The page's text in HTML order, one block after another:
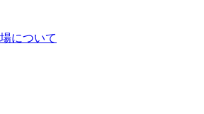
について